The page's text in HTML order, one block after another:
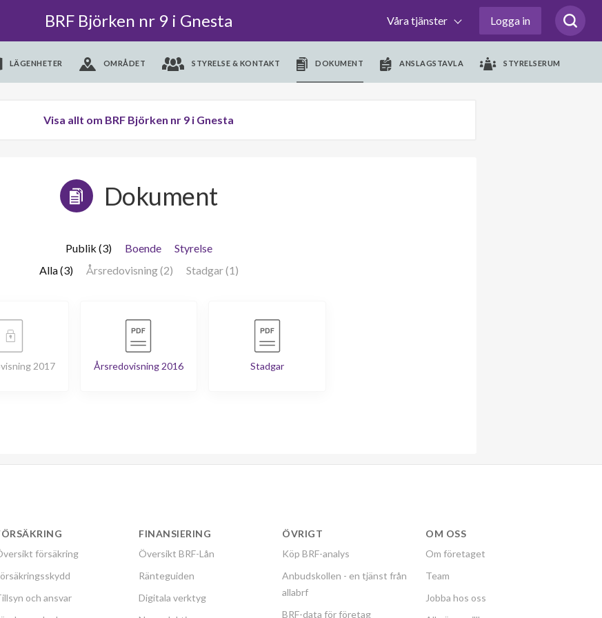
BRF Björken nr 9 i Gnesta Våra tjänster Logga in
LÄGENHETER OMRÅDET STYRELSE & KONTAKT DOKUMENT ANSLAGSTAVLA STYRELSERUM
Visa allt om BRF Björken nr 9 i Gnesta
Dokument
Publik (3) Boende
Styrelse
Alla (3)
Årsredovisning (2) Stadgar (1)
2017 Årsredovisning 2016 Stadgar
försäkring
och ansvar
FINANSIERING
Översikt BRF-Lån
Ränteguiden
Digitala verktyg
ÖVRIGT
Köp BRF-analys
Anbudskollen - en tjänst från
allabrf
BRF-data för företag
OM OSS
Om företaget
Team
Jobba hos oss